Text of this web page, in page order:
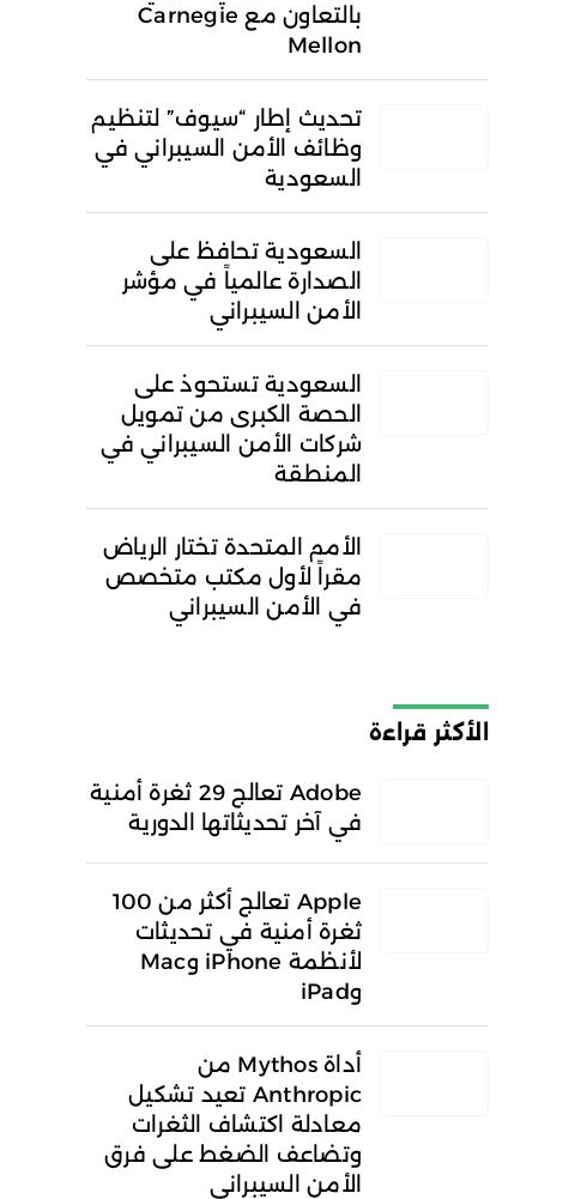
بالتعاون مع Carnegie
Mellon
تحديث إطار “سيوف” لتنظيم
وظائف الأمن السيبراني في
السعودية
السعودية تحافظ على
الصدارة عالمياً في مؤشر
الأمن السيبراني
السعودية تستحوذ على
الحصة الكبرى من تمويل
شركات الأمن السيبراني في
المنطقة
الأمم المتحدة تختار الرياض
مقراً لأول مكتب متخصص
في الأمن السيبراني
الأكثر قراءة
Adobe تعالج 29 ثغرة أمنية
في آخر تحديثاتها الدورية
Apple تعالج أكثر من 100
ثغرة أمنية في تحديثات
لأنظمة iPhone وMac
وiPad
أداة Mythos من
Anthropic تعيد تشكيل
معادلة اكتشاف الثغرات
وتضاعف الضغط على فرق
الأمن السيبراني